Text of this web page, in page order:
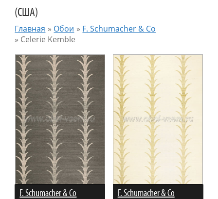
(США)
Главная » Обои » F. Schumacher & Co
» Celerie Kemble
F. Schumacher & Co F. Schumacher & Co